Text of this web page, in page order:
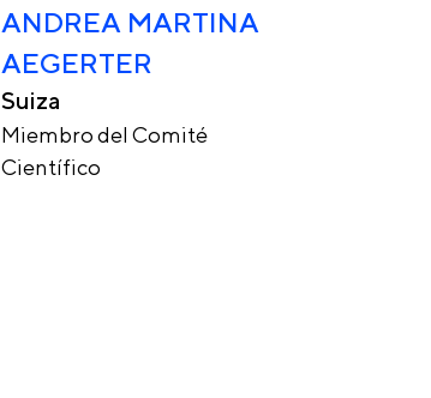
ANDREA MARTINA
AEGERTER
Suiza
Miembro del Comité
Científico